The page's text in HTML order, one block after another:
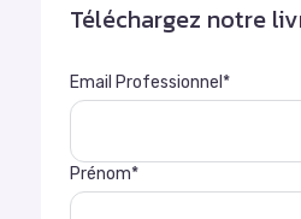
Téléchargez notre
Email Professionnel *
Prénom*